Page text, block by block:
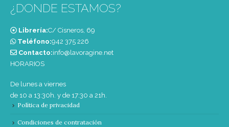
¿DONDE ESTAMOS?
Librería:C/ Cisneros, 69
Teléfono:‭942 375 226‬
Contacto:info@lavoragine.net
HORARIOS
De lunes a viernes
de 10 a 13:30h. y de 17:30 a 21h.
Política de privacidad
Condiciones de contratación